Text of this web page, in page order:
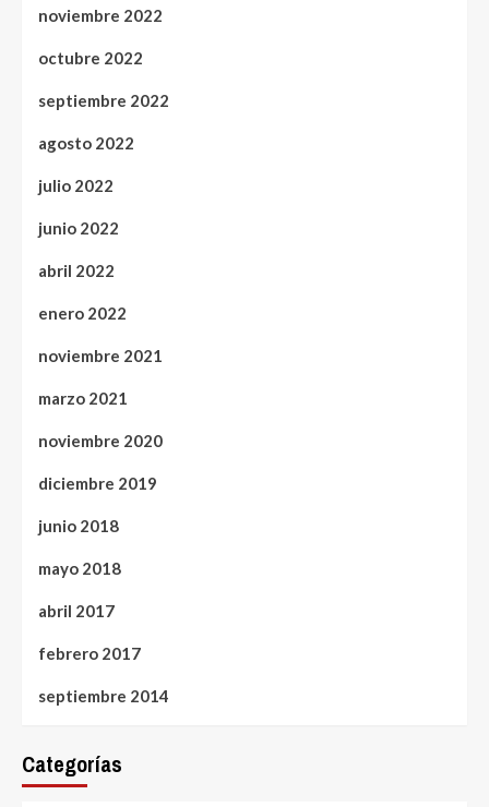
noviembre 2022
octubre 2022
septiembre 2022
agosto 2022
julio 2022
junio 2022
abril 2022
enero 2022
noviembre 2021
marzo 2021
noviembre 2020
diciembre 2019
junio 2018
mayo 2018
abril 2017
febrero 2017
septiembre 2014
Categorías